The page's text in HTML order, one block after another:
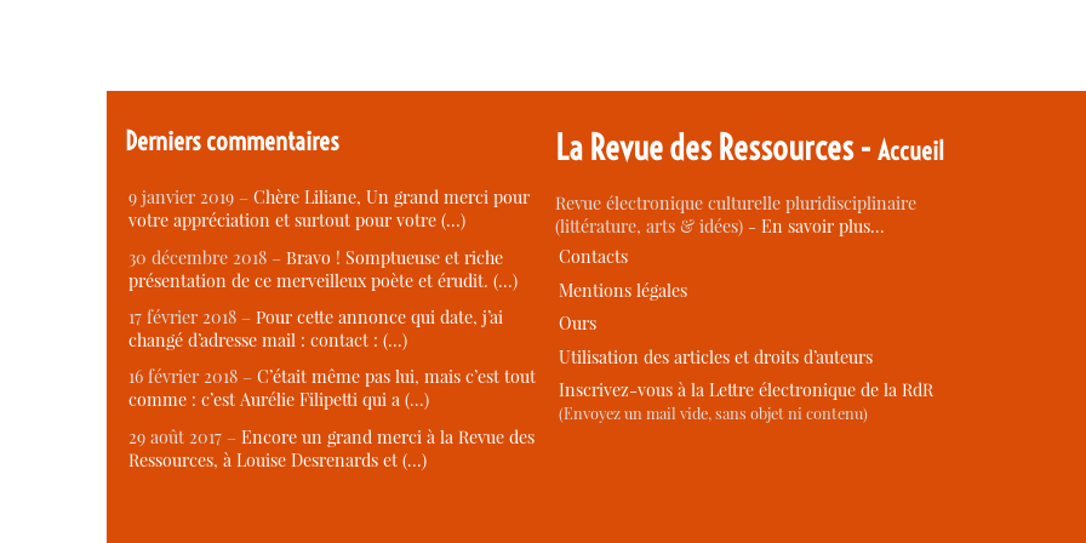
Derniers commentaires
9 janvier 2019 – Chère Liliane, Un grand merci pour
votre appréciation et surtout pour votre (…)
30 décembre 2018 – Bravo ! Somptueuse et riche
présentation de ce merveilleux poète et érudit. (…)
17 février 2018 – Pour cette annonce qui date, j’ai
changé d’adresse mail : contact : (…)
16 février 2018 – C’était même pas lui, mais c’est tout
comme : c’est Aurélie Filipetti qui a (…)
29 août 2017 – Encore un grand merci à la Revue des
Ressources, à Louise Desrenards et (…)
La Revue des Ressources -Accueil
Revue électronique culturelle pluridisciplinaire
(littérature, arts & idées) -En savoir plus…
Contacts
Mentions légales
Ours
Utilisation des articles et droits d’auteurs
Inscrivez-vous à la Lettre électronique de la RdR
(Envoyez un mail vide, sans objet ni contenu)